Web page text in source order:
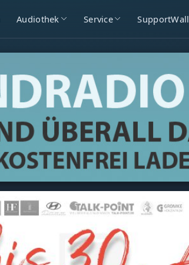
Audiothek Service SupportWall